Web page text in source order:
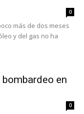
0
más de dos meses
y del gas no ha
en
0